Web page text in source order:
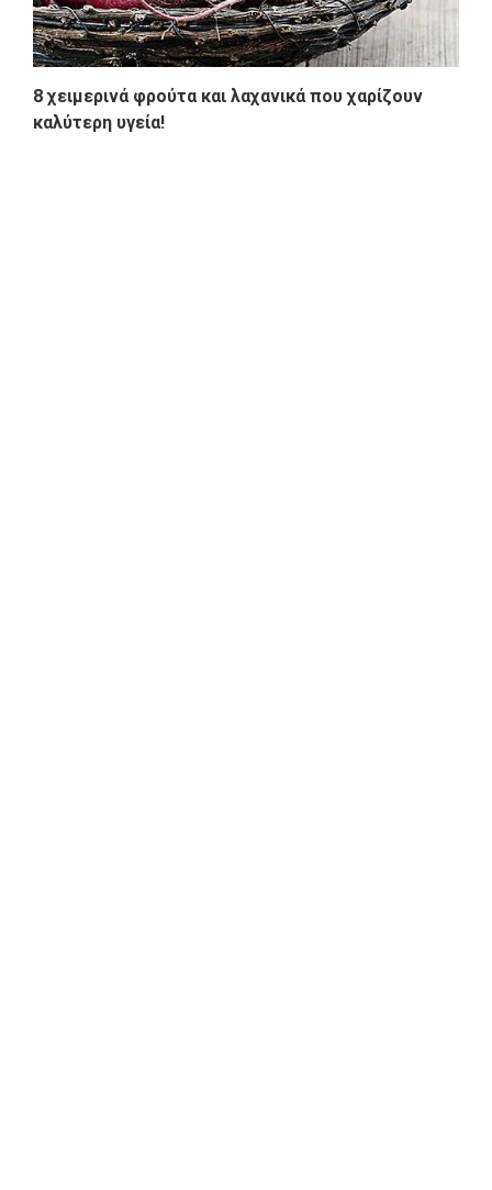
8 χειμερινά φρούτα και λαχανικά που χαρίζουν
καλύτερη υγεία!